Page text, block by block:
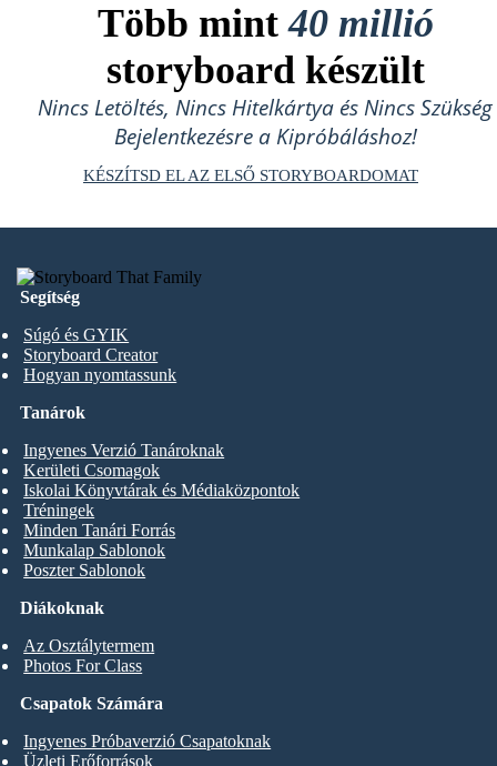
Több mint40 millió
storyboard készült
Nincs Letöltés, Nincs Hitelkártya és Nincs Szükség
Bejelentkezésre a Kipróbáláshoz!
KÉSZÍTSD EL AZ ELSŐ STORYBOARDOMAT
Segítség
Súgó és GYIK
Storyboard Creator
Hogyan nyomtassunk
Diákoknak
Az Osztálytermem
Photos For Class
Tanárok
Ingyenes Verzió Tanároknak
Kerületi Csomagok
Iskolai Könyvtárak és Médiaközpontok
Tréningek
Minden Tanári Forrás
Munkalap Sablonok
Poszter Sablonok
Csapatok Számára
Ingyenes Próbaverzió Csapatoknak
Üzleti Erőforrások